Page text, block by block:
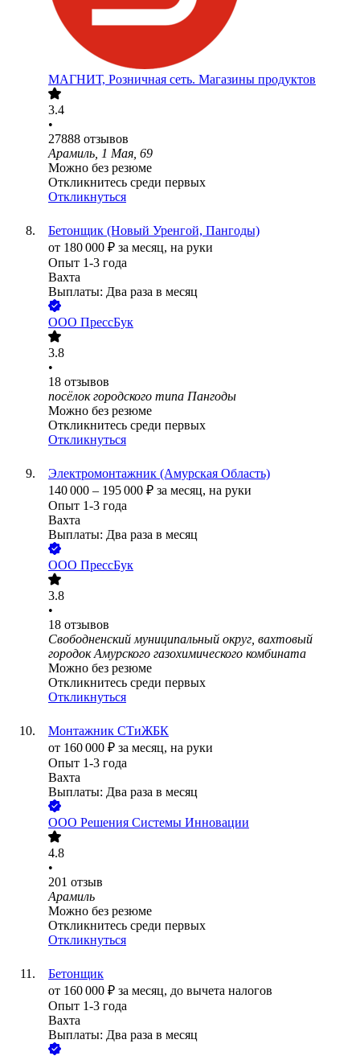
МАГНИТ, Розничная сеть. Магазины продуктов
3.4
•
27888 отзывов
Арамиль, 1 Мая, 69
Можно без резюме
Откликнитесь среди первых
Откликнуться
Бетонщик (Новый Уренгой, Пангоды)
от 180 000 ₽ за месяц, на руки
Опыт 1-3 года
Вахта
Выплаты: Два раза в месяц
ООО ПрессБук
3.8
•
18 отзывов
посёлок городского типа Пангоды
Можно без резюме
Откликнитесь среди первых
Откликнуться
Электромонтажник (Амурская Область)
140 000 – 195 000 ₽ за месяц, на руки
Опыт 1-3 года
Вахта
Выплаты: Два раза в месяц
ООО ПрессБук
3.8
•
18 отзывов
Свободненский муниципальный округ, вахтовый
городок Амурского газохимического комбината
Можно без резюме
Откликнитесь среди первых
Откликнуться
Монтажник СТиЖБК
от 160 000 ₽ за месяц, на руки
Опыт 1-3 года
Вахта
Выплаты: Два раза в месяц
ООО Решения Системы Инновации
4.8
•
201 отзыв
Арамиль
Можно без резюме
Откликнитесь среди первых
Откликнуться
Бетонщик
от 160 000 ₽ за месяц, до вычета налогов
Опыт 1-3 года
Вахта
Выплаты: Два раза в месяц